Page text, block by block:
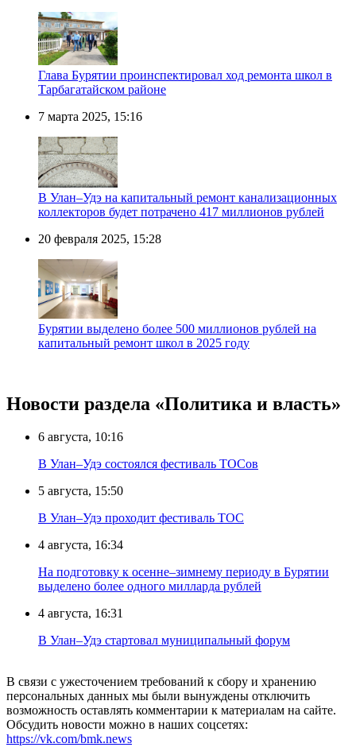
Глава Бурятии проинспектировал ход ремонта школ в
Тарбагатайском районе
7 марта 2025, 15:16
В Улан–Удэ на капитальный ремонт канализационных
коллекторов будет потрачено 417 миллионов рублей
20 февраля 2025, 15:28
Бурятии выделено более 500 миллионов рублей на
капитальный ремонт школ в 2025 году
Новости раздела «Политика и власть»
6 августа, 10:16
В Улан–Удэ состоялся фестиваль ТОСов
5 августа, 15:50
В Улан–Удэ проходит фестиваль ТОС
4 августа, 16:34
На подготовку к осенне–зимнему периоду в Бурятии
выделено более одного милларда рублей
4 августа, 16:31
В Улан–Удэ стартовал муниципальный форум
В связи с ужесточением требований к сбору и хранению
персональных данных мы были вынуждены отключить
возможность оставлять комментарии к материалам на сайте.
Обсудить новости можно в наших соцсетях:
https://vk.com/bmk.news